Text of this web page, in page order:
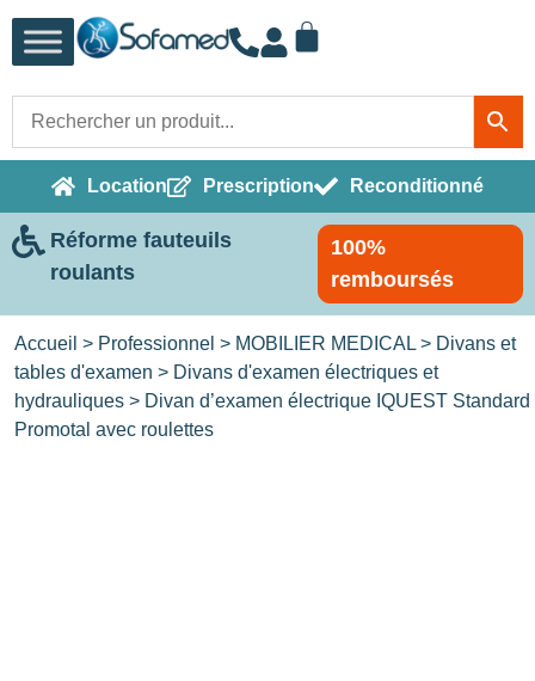
Location Prescription Reconditionné
Réforme fauteuils
roulants
100%
remboursés
Accueil > Professionnel > MOBILIER MEDICAL > Divans et
tables d'examen > Divans d'examen électriques et
hydrauliques > Divan d’examen électrique IQUEST Standard
Promotal avec roulettes